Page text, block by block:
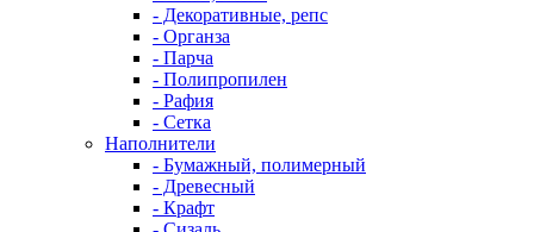
- Декоративные, репс
- Органза
- Парча
- Полипропилен
- Рафия
- Сетка
Наполнители
- Бумажный, полимерный
- Древесный
- Крафт